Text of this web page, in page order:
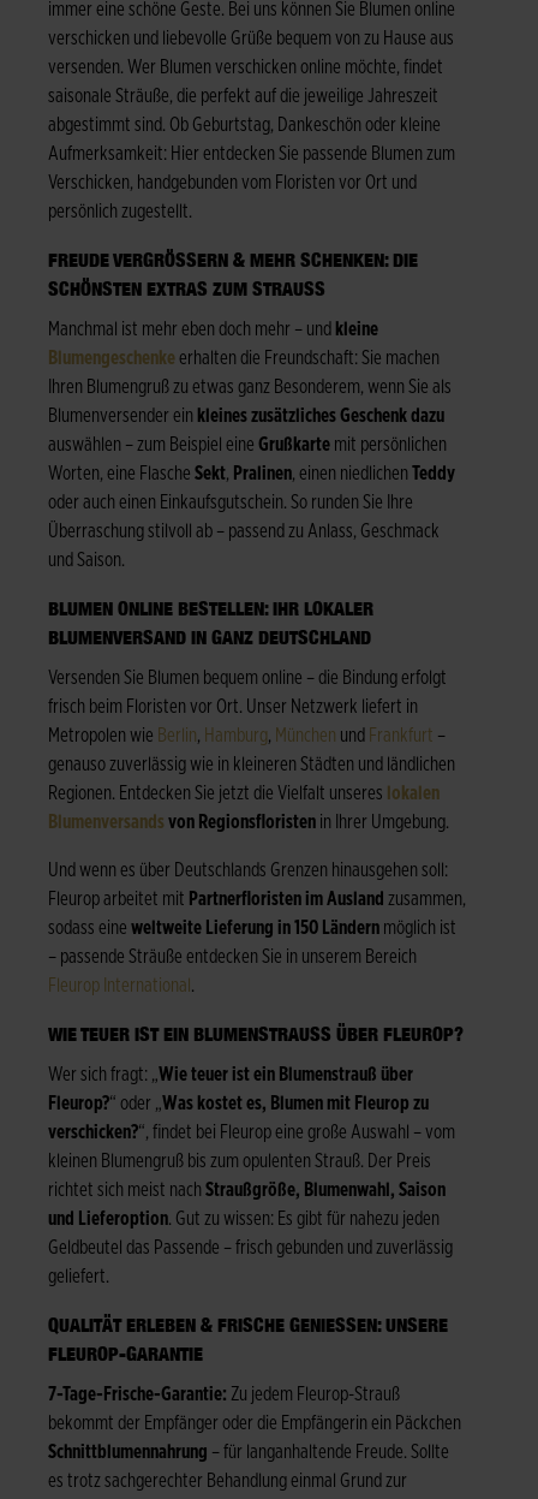
immer eine schöne Geste. Bei uns können Sie Blumen online
verschicken und liebevolle Grüße bequem von zu Hause aus
versenden. Wer Blumen verschicken online möchte, findet
saisonale Sträuße, die perfekt auf die jeweilige Jahreszeit
abgestimmt sind. Ob Geburtstag, Dankeschön oder kleine
Aufmerksamkeit: Hier entdecken Sie passende Blumen zum
Verschicken, handgebunden vom Floristen vor Ort und
persönlich zugestellt.
FREUDE VERGRÖSSERN & MEHR SCHENKEN: DIE S
CHÖNSTEN EXTRAS ZUM STRAUSS
Manchmal ist mehr eben doch mehr – und kleine
Blumengeschenkeerhalten die Freundschaft: Sie machen
Ihren Blumengruß zu etwas ganz Besonderem, wenn Sie als
Blumenversender ein kleines zusätzliches Geschenk dazu
auswählen – zum Beispiel eine Grußkarte mit persönlichen
Worten, eine Flasche Sekt, Pralinen, einen niedlichen Teddy
oder auch einen Einkaufsgutschein. So runden Sie Ihre
Überraschung stilvoll ab – passend zu Anlass, Geschmack
und Saison.
BLUMEN ONLINE BESTELLEN: IHR LOKALER
BLUMENVERSAND IN GANZ DEUTSCHLAND
Versenden Sie Blumen bequem online – die Bindung erfolgt
frisch beim Floristen vor Ort. Unser Netzwerk liefert in
Metropolen wie Berlin, Hamburg, München und Frankfurt –
genauso zuverlässig wie in kleineren Städten und ländlichen
Regionen. Entdecken Sie jetzt die Vielfalt unseres lokalen
Blumenversands von Regionsfloristen in Ihrer Umgebung.
Und wenn es über Deutschlands Grenzen hinausgehen soll:
Fleurop arbeitet mit Partnerfloristen im Ausland zusammen,
sodass eine weltweite Lieferung in 150 Ländern möglich ist
– passende Sträuße entdecken Sie in unserem Bereich
Fleurop International .
WIE TEUER IST EIN BLUMENSTRAUSS ÜBER FLEUROP?
Wer sich fragt: „Wie teuer ist ein Blumenstrauß über
Fleurop?“ oder „Was kostet es, Blumen mit Fleurop zu
verschicken?“, findet bei Fleurop eine große Auswahl – vom
kleinen Blumengruß bis zum opulenten Strauß. Der Preis
richtet sich meist nach Straußgröße, Blumenwahl, Saison
und Lieferoption. Gut zu wissen: Es gibt für nahezu jeden
Geldbeutel das Passende – frisch gebunden und zuverlässig
geliefert.
QUALITÄT ERLEBEN & FRISCHE GENIESSEN: UNSERE F
LEUROP-GARANTIE
7-Tage-Frische-Garantie: Zu jedem Fleurop-Strauß
bekommt der Empfänger oder die Empfängerin ein Päckchen
Schnittblumennahrung – für langanhaltende Freude. Sollte
es trotz sachgerechter Behandlung einmal Grund zur